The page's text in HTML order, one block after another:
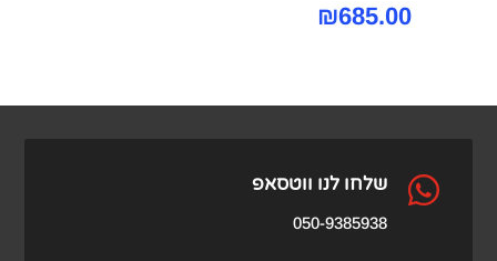
₪685.00
 שלחו לנו ווטסאפ
050-9385938